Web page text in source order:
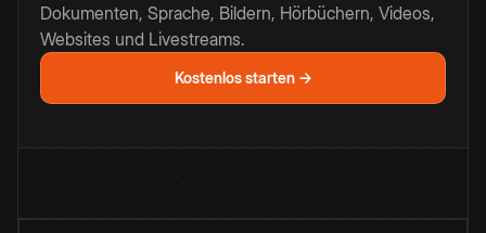
Dokumenten, Sprache, Bildern, Hörbüchern, Videos,
Websites und Livestreams.
Kostenlos starten →